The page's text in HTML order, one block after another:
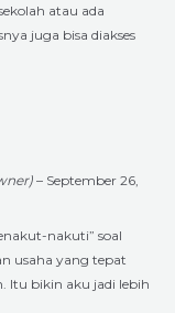
atau ada
juga bisa diakses
– September 26,
nakuti” soal
usaha yang tepat
Itu bikin aku jadi lebih